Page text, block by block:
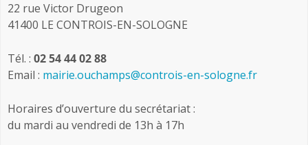
22 rue Victor Drugeon
41400 LE CONTROIS-EN-SOLOGNE
Tél. : 02 54 44 02 88
Email : mairie.ouchamps@controis-en-sologne.fr
Horaires d’ouverture du secrétariat :
du mardi au vendredi de 13h à 17h